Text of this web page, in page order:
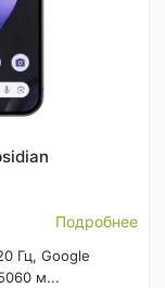
Подробнее
Гц, Google
м...